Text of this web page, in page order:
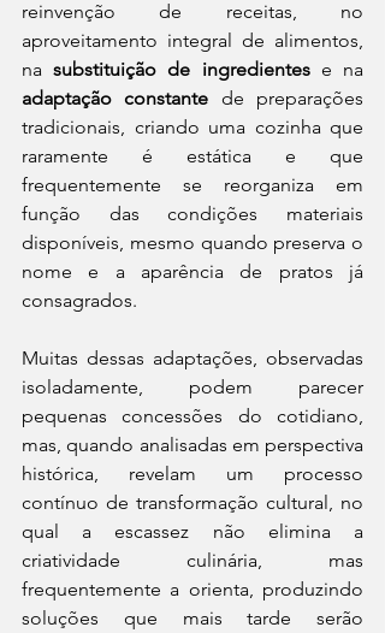
reinvenção de receitas, no
aproveitamento integral de alimentos,
na substituição de ingredientes
adaptação constante de preparações
tradicionais, criando uma cozinha que
raramente é estática e que
frequentemente se reorganiza em
função das condições materiais
disponíveis, mesmo quando preserva o
nome e a aparência de pratos já
consagrados.
Muitas dessas adaptações, observadas
isoladamente, podem parecer
pequenas concessões do cotidiano,
mas, quando analisadas em perspectiva
histórica, revelam um processo
contínuo de transformação cultural, no
qual a escassez não elimina a
criatividade culinária, mas
frequentemente a orienta, produzindo
soluções que mais tarde serão